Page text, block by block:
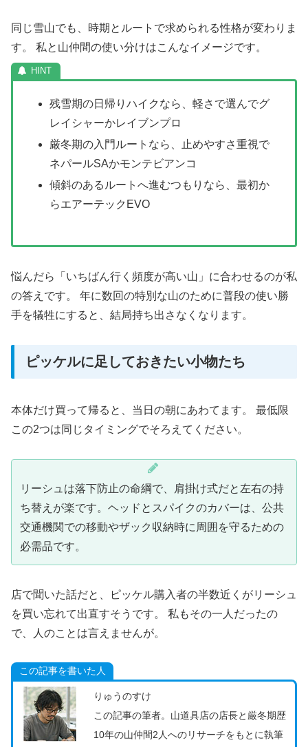
同じ雪山でも、時期とルートで求められる性格が変わりま
す。 私と山仲間の使い分けはこんなイメージです。
残雪期の日帰りハイクなら、軽さで選んでグ
レイシャーかレイブンプロ
厳冬期の入門ルートなら、止めやすさ重視で
ネパールSAかモンテビアンコ
傾斜のあるルートへ進むつもりなら、最初か
らエアーテックEVO
悩んだら「いちばん行く頻度が高い山」に合わせるのが私
の答えです。 年に数回の特別な山のために普段の使い勝
手を犠牲にすると、結局持ち出さなくなります。
ピッケルに足しておきたい小物たち
本体だけ買って帰ると、当日の朝にあわてます。 最低限
この2つは同じタイミングでそろえてください。
リーシュは落下防止の命綱で、肩掛け式だと左右の持
ち替えが楽です。ヘッドとスパイクのカバーは、公共
交通機関での移動やザック収納時に周囲を守るための
必需品です。
店で聞いた話だと、ピッケル購入者の半数近くがリーシュ
を買い忘れて出直すそうです。 私もその一人だったの
で、人のことは言えませんが。
この記事を書いた人
りゅうのすけ
この記事の筆者。山道具店の店長と厳冬期歴
10年の山仲間2人へのリサーチをもとに執筆